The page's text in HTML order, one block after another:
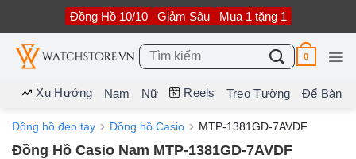
nội
dung
Đồng Hồ 10/10 Giảm Sâu Mua 1 tặng 1
Tìm
kiếm:
0
Xu Hướng Nam Nữ Reels Treo Tường Để Bàn
Đồng hồ đeo tay Đồng hồ Casio MTP-1381GD-7AVDF
Đồng Hồ Casio Nam MTP-1381GD-7AVDF